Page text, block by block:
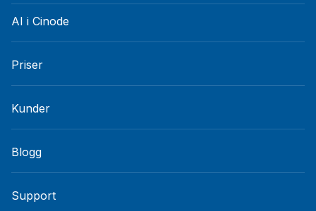
AI i Cinode
Priser
Kunder
Blogg
Support